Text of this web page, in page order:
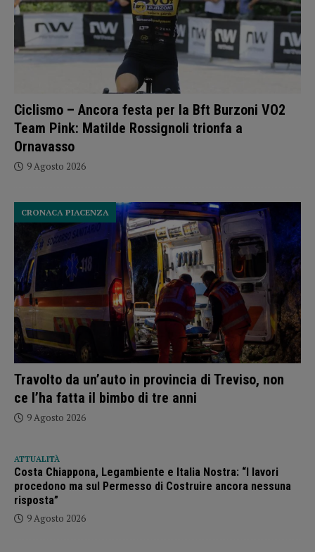
Ciclismo – Ancora festa per la Bft Burzoni VO2
Team Pink: Matilde Rossignoli trionfa a
Ornavasso
9 Agosto 2026
Travolto da un’auto in provincia di Treviso, non
ce l’ha fatta il bimbo di tre anni
CRONACA PIACENZA
9 Agosto 2026
ATTUALITÀ
Costa Chiappona, Legambiente e Italia Nostra: “I lavori
procedono ma sul Permesso di Costruire ancora nessuna
risposta”
9 Agosto 2026